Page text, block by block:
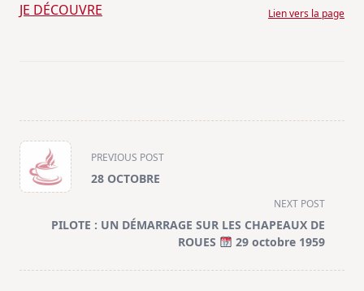
JE DÉCOUVRE Lien vers la page
<span
class="nav-
subtitle
reader-
PREVIOUS POST
28 OCTOBRE
NEXT POST
PILOTE : UN DÉMARRAGE SUR LES CHAPEAUX DE
ROUES
29 octobre 1959